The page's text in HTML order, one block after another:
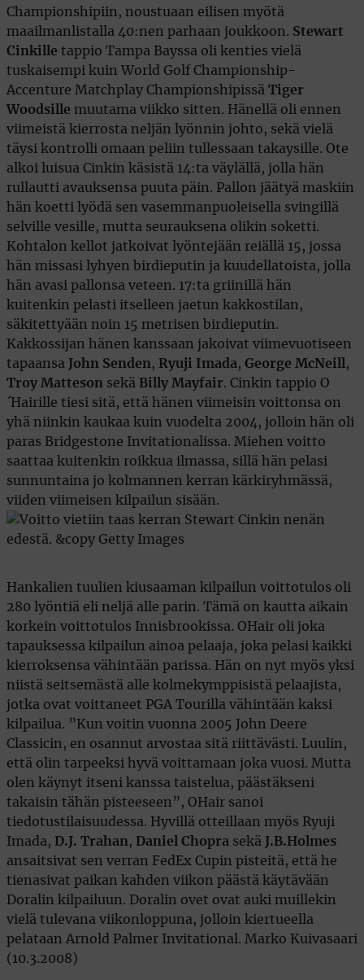
Championshipiin, noustuaan eilisen myötä
maailmanlistalla 40:nen parhaan joukkoon. Stewart
Cinkille tappio Tampa Bayssa oli kenties vielä
tuskaisempi kuin World Golf Championship-
Accenture Matchplay Championshipissä Tiger
Woodsille muutama viikko sitten. Hänellä oli ennen
viimeistä kierrosta neljän lyönnin johto, sekä vielä
täysi kontrolli omaan peliin tullessaan takaysille. Ote
alkoi luisua Cinkin käsistä 14:ta väylällä, jolla hän
rullautti avauksensa puuta päin. Pallon jäätyä maskiin
hän koetti lyödä sen vasemmanpuoleisella svingillä
selville vesille, mutta seurauksena olikin soketti.
Kohtalon kellot jatkoivat lyöntejään reiällä 15, jossa
hän missasi lyhyen birdieputin ja kuudellatoista, jolla
hän avasi pallonsa veteen. 17:ta griinillä hän
kuitenkin pelasti itselleen jaetun kakkostilan,
säkitettyään noin 15 metrisen birdieputin.
Kakkossijan hänen kanssaan jakoivat viimevuotiseen
tapaansa
John Senden, Ryuji Imada, George McNeill
,
Troy Matteson sekä Billy Mayfair. Cinkin tappio O
´Hairille tiesi sitä, että hänen viimeisin voittonsa on
yhä niinkin kaukaa kuin vuodelta 2004, jolloin hän oli
paras Bridgestone Invitationalissa. Miehen voitto
saattaa kuitenkin roikkua ilmassa, sillä hän pelasi
sunnuntaina jo kolmannen kerran kärkiryhmässä,
viiden viimeisen kilpailun sisään.
Hankalien tuulien kiusaaman kilpailun voittotulos oli
280 lyöntiä eli neljä alle parin. Tämä on kautta aikain
korkein voittotulos Innisbrookissa. OHair oli joka
tapauksessa kilpailun ainoa pelaaja, joka pelasi kaikki
kierroksensa vähintään parissa. Hän on nyt myös yksi
niistä seitsemästä alle kolmekymppisistä pelaajista,
jotka ovat voittaneet PGA Tourilla vähintään kaksi
kilpailua. ”Kun voitin vuonna 2005 John Deere
Classicin, en osannut arvostaa sitä riittävästi. Luulin,
että olin tarpeeksi hyvä voittamaan joka vuosi. Mutta
olen käynyt itseni kanssa taistelua, päästäkseni
takaisin tähän pisteeseen”, OHair sanoi
tiedotustilaisuudessa. Hyvillä otteillaan myös Ryuji
Imada,
D.J. Trahan, Daniel Chopra sekä
J.B.Holmes
ansaitsivat sen verran FedEx Cupin pisteitä, että he
tienasivat paikan kahden viikon päästä käytävään
Doralin kilpailuun. Doralin ovet ovat auki muillekin
vielä tulevana viikonloppuna, jolloin kiertueella
pelataan Arnold Palmer Invitational. Marko Kuivasaari
(10.3.2008)